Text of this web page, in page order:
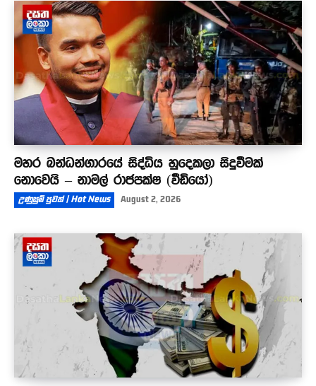
මහර බන්ධන්ගාරයේ සිද්ධිය හුදෙකලා සිදුවීමක්
නොවෙයි – නාමල් රාජපක්ෂ (වීඩියෝ)
උණුසුම් පුවත් | Hot News August 2, 2026